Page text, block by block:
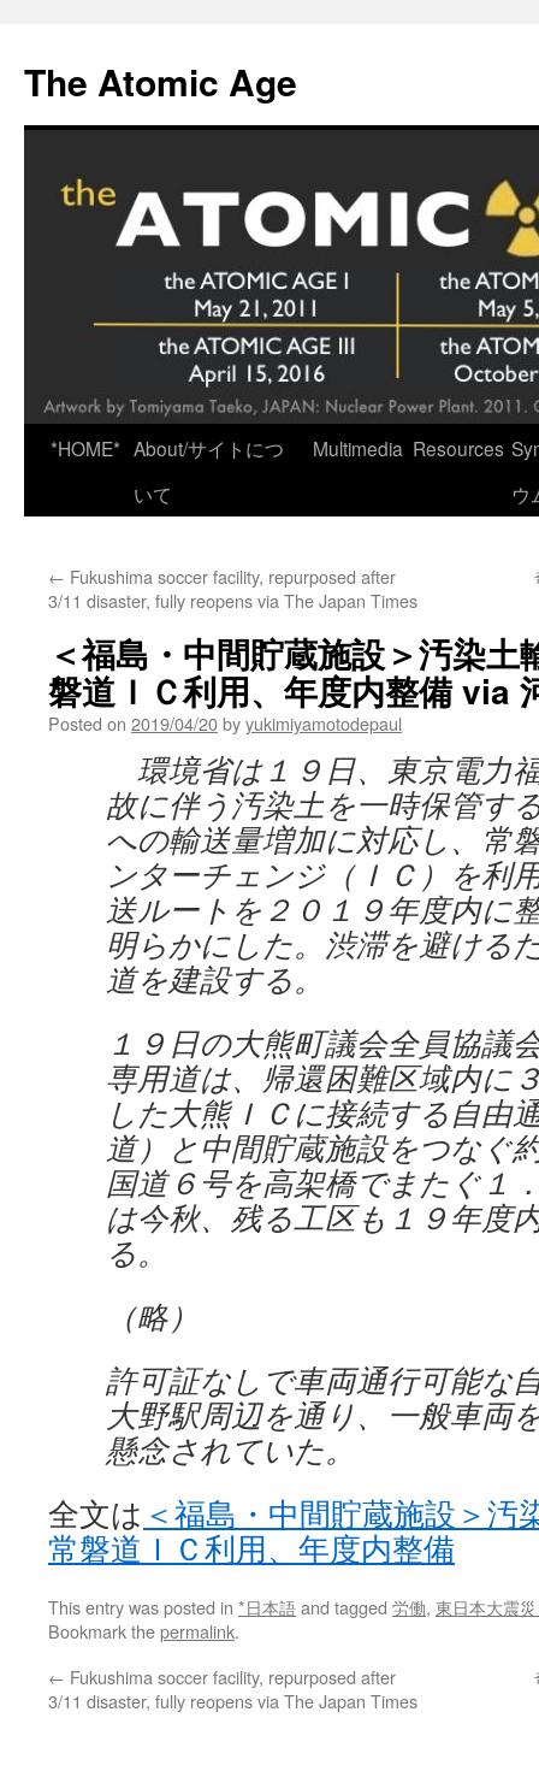
content
The Atomic Age
*HOME* About/サイトにつ
いて
Multimedia Resources
ウ
← Fukushima soccer facility, repurposed after
3/11 disaster, fully reopens via The Japan Times
＜福島・中間貯蔵施設＞汚染
磐道ＩＣ利用、年度内整備 via
Posted on 2019/04/20byyukimiyamotodepaul
環境省は１９日、東京電力
故に伴う汚染土を一時保管す
への輸送量増加に対応し、常
ンターチェンジ（ＩＣ）を利
送ルートを２０１９年度内に
明らかにした。渋滞を避ける
道を建設する。
１９日の大熊町議会全員協議
専用道は、帰還困難区域内に
した大熊ＩＣに接続する自由
道）と中間貯蔵施設をつなぐ
国道６号を高架橋でまたぐ１
は今秋、残る工区も１９年度
る。
（略）
許可証なしで車両通行可能な
大野駅周辺を通り、一般車両
懸念されていた。
全文は ＜福島・中間貯蔵施設＞
常磐道ＩＣ利用、年度内整備
This entry was posted in *日本語and tagged 労働, 東日本大震
Bookmark thepermalink.
← Fukushima soccer facility, repurposed after
3/11 disaster, fully reopens via The Japan Times